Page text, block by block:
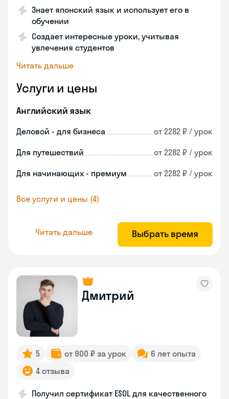
Знает японский язык и использует его в
обучении
Создает интересные уроки, учитывая
увлечения студентов
Читать дальше
Услуги и цены
Английский язык
Деловой - для бизнеса от 2282 ₽ / урок
Для путешествий от 2282 ₽ / урок
Для начинающих - премиум от 2282 ₽ / урок
Все услуги и цены (4)
Читать дальше Выбрать время
Дмитрий
5 от 900 ₽ за урок
6 лет опыта
4 отзыва
Получил сертификат ESOL для качественного